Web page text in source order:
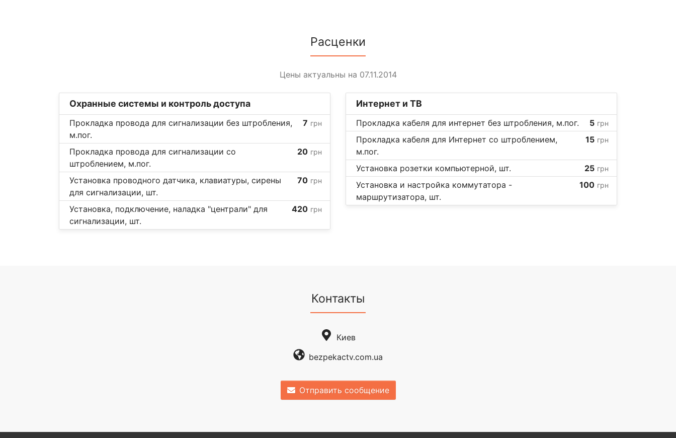
Расценки
Цены актуальны на 07.11.2014
Охранные системы и контроль доступа
Прокладка провода для сигнализации без штробления,
м.пог.
7 грн
Прокладка провода для сигнализации со
штроблением, м.пог.
20 грн
Установка проводного датчика, клавиатуры, сирены
для сигнализации, шт.
70 грн
Установка, подключение, наладка "централи" для
сигнализации, шт.
420 грн
Интернет и ТВ
Прокладка кабеля для интернет без штробления, м.пог. 5 грн
Прокладка кабеля для Интернет со штроблением,
м.пог.
15 грн
Установка розетки компьютерной, шт. 25 грн
Установка и настройка коммутатора -
маршрутизатора, шт.
100 грн
Контакты
Киев
bezpekactv.com.ua
Отправить сообщение